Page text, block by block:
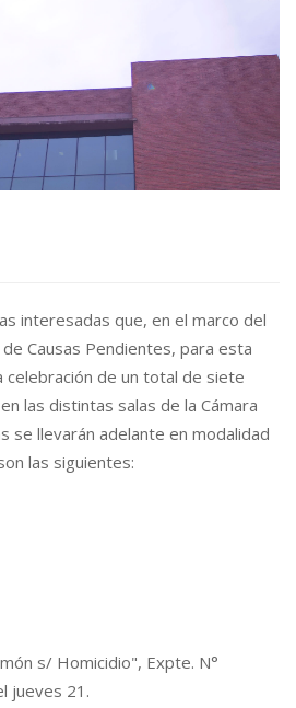
interesadas que, en el marco del
Causas Pendientes, para esta
celebración de un total de siete
las distintas salas de la Cámara
se llevarán adelante en modalidad
las siguientes:
s/ Homicidio", Expte. N°
jueves 21.